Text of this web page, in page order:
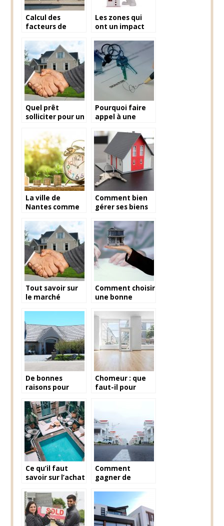
Calcul des
facteurs de
estimation
immobilière
Les zones qui
ont un impact
estimation
immobilière!
Quel prêt
solliciter pour un
immobilier?
Pourquoi faire
appel à une
immobilière?
La ville de
Nantes comme
d’investissement
immobilier
Comment bien
gérer ses biens
location?
Tout savoir sur
le marché
Comment choisir
une bonne
immobilière
De bonnes
raisons pour
estimation
immobiliere
Chomeur : que
faut-il pour
Ce qu’il faut
savoir sur l’achat
Maroc
Comment
gagner de
l’immobilier en
investissement
indirect ?